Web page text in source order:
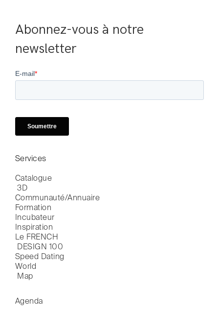
Abonnez-vous à notre
newsletter
Services
Catalogue
3D
Communauté/Annuaire
Formation
Incubateur
Inspiration
Le FRENCH
DESIGN 100
Speed Dating
World
Map
Agenda